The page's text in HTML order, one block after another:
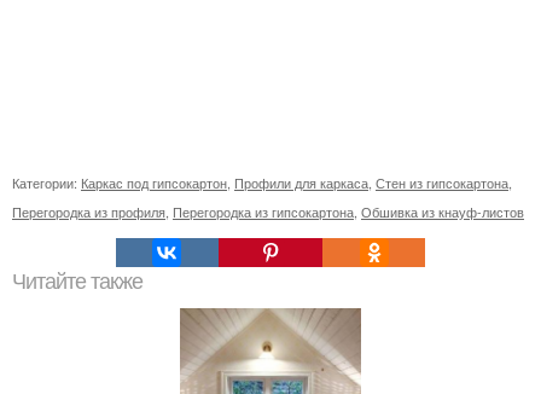
Категории: Каркас под гипсокартон, Профили для каркаса, Стен из гипсокартона,
Перегородка из профиля, Перегородка из гипсокартона, Обшивка из кнауф-листов
Читайте также